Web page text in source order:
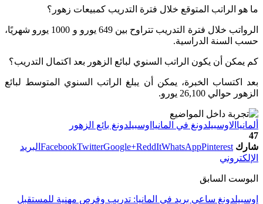
ما هو الراتب المتوقع خلال فترة التدريب كمبيعات زهور؟
الرواتب خلال فترة التدريب تتراوح بين 649 يورو و 1000 يورو شهريًا،
حسب السنة الدراسية.
كم يمكن أن يكون الراتب السنوي لبائع الزهور بعد اكتمال التدريب؟
بعد اكتساب الخبرة، يمكن أن يبلغ الراتب السنوي المتوسط لبائع
الزهور حوالي 26,100 يورو.
ألمانيا الاوسبيلدونغ في المانيا اوسبيلدونغ بائع الزهور
47
شارك
FacebookTwitterGoogle+ReddItWhatsAppPinterest
البريد
الإلكتروني
البوست السابق
اوسبيلدونغ ساعي بريد في المانيا: تدريب وفرص مهنية للمستقبل